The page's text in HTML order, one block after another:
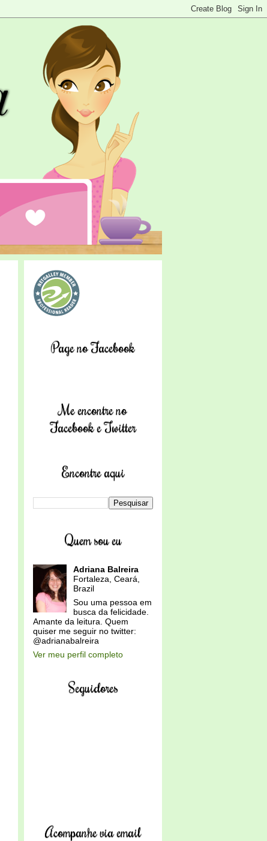
Page no Facebook
Me encontre no
Facebook e Twitter
Encontre aqui
Quem sou eu
Adriana Balreira
Fortaleza, Ceará,
Brazil
Sou uma pessoa em
busca da felicidade.
Amante da leitura. Quem
quiser me seguir no twitter:
@adrianabalreira
Ver meu perfil completo
Seguidores
Acompanhe via email